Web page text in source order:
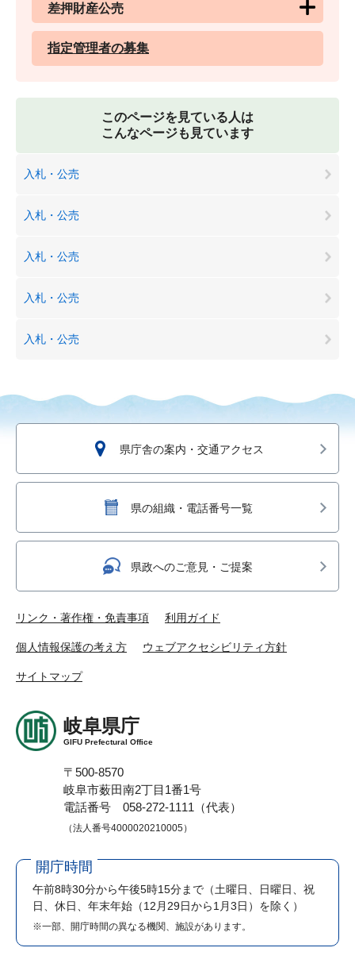
差押財産公売
指定管理者の募集
このページを見ている人は
こんなページも見ています
入札・公売
入札・公売
入札・公売
入札・公売
入札・公売
県庁舎の案内・交通アクセス
県の組織・電話番号一覧
県政へのご意見・ご提案
リンク・著作権・免責事項 利用ガイド
個人情報保護の考え方 ウェブアクセシビリティ方針
サイトマップ
岐阜県庁
GIFU Prefectural Office
〒500-8570
岐阜市薮田南2丁目1番1号
電話番号 058-272-1111（代表）
（法人番号4000020210005）
開庁時間
午前8時30分から午後5時15分まで （土曜日、日曜日、祝
日、休日、年末年始（12月29日から1月3日）を除く）
※一部、開庁時間の異なる機関、施設があります。